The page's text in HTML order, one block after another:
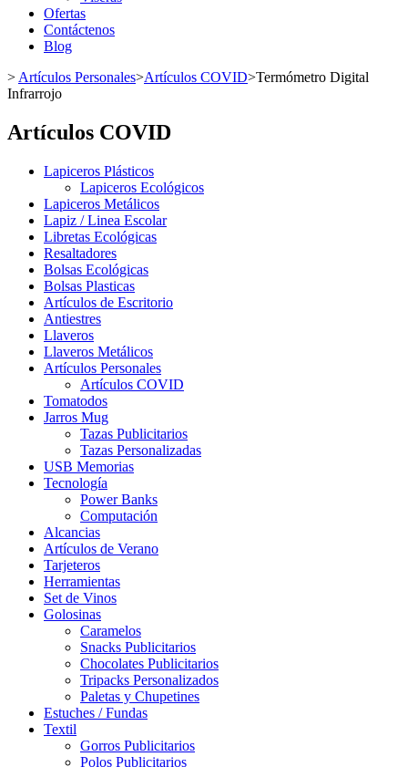
Ofertas
Contáctenos
Blog
> Artículos Personales>Artículos COVID>Termómetro Digital
Infrarrojo
Artículos COVID
Lapiceros Plásticos
Lapiceros Ecológicos
Lapiceros Metálicos
Lapiz / Linea Escolar
Libretas Ecológicas
Resaltadores
Bolsas Ecológicas
Bolsas Plasticas
Artículos de Escritorio
Antiestres
Llaveros
Llaveros Metálicos
Artículos Personales
Artículos COVID
Tomatodos
Jarros Mug
Tazas Publicitarios
Tazas Personalizadas
USB Memorias
Tecnología
Power Banks
Computación
Alcancias
Artículos de Verano
Tarjeteros
Herramientas
Set de Vinos
Golosinas
Caramelos
Snacks Publicitarios
Chocolates Publicitarios
Tripacks Personalizados
Paletas y Chupetines
Estuches / Fundas
Textil
Gorros Publicitarios
Polos Publicitarios